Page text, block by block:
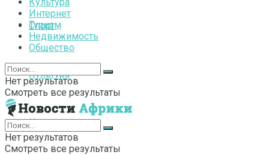
Спорт
Культура
Интернет
Интернет
Туризм
Недвижимость
Общество
Нет результатов
Смотреть все результаты
Нет результатов
Смотреть все результаты